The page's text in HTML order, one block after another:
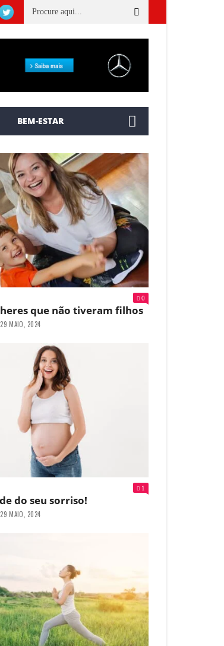
ações realizadas em Cachoeiro em prol do Dia Mundial
BEM-ESTAR
0
que não tiveram filhos
29 MAIO, 2024
1
do seu sorriso!
29 MAIO, 2024